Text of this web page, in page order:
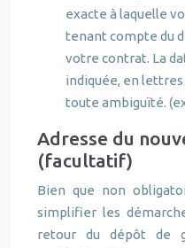
exacte à laquelle
tenant compte du
votre contrat. La
indiquée, en
toute ambiguïté.
Adresse du
(facultatif)
Bien que non
simplifier les
retour du dépôt de